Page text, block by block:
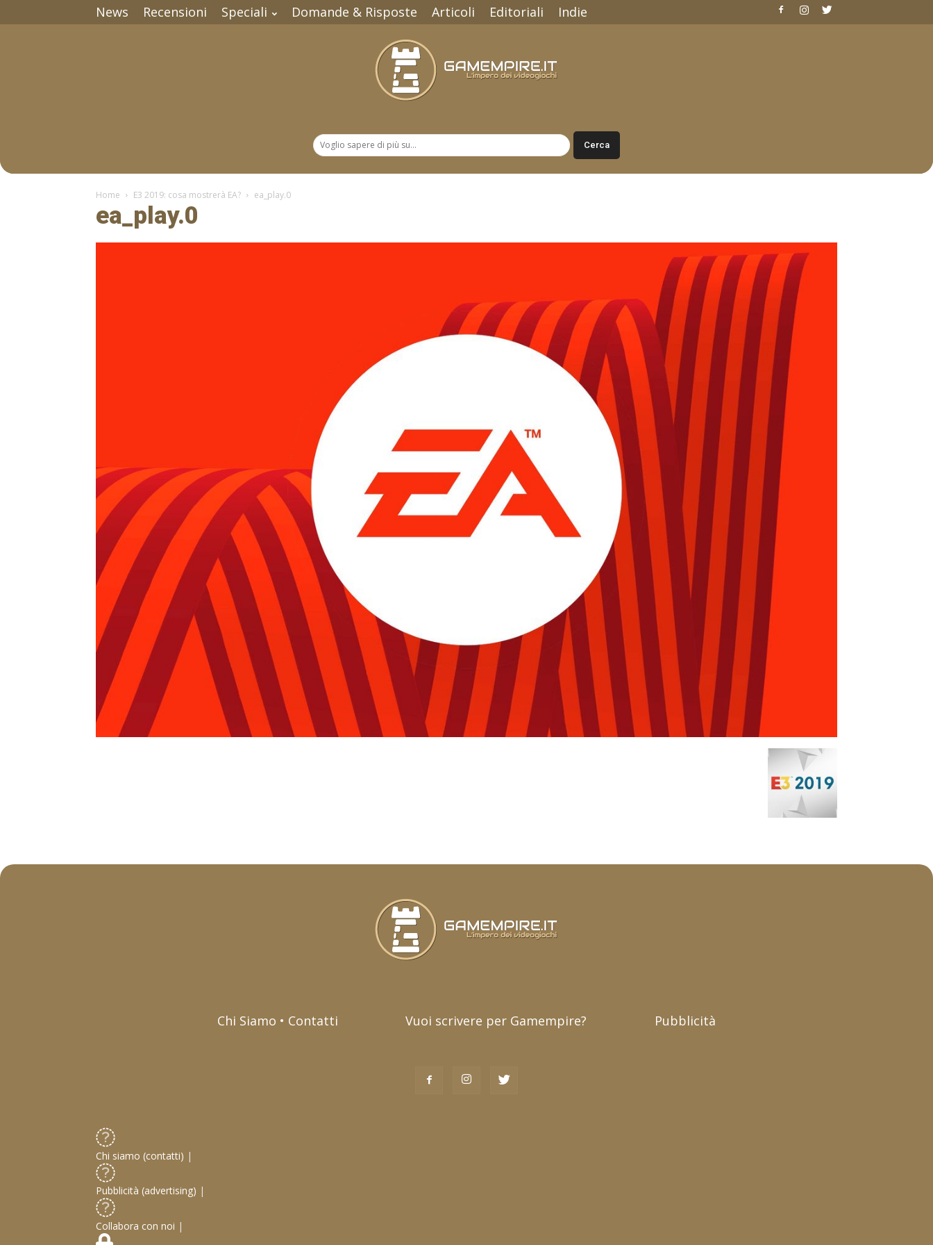
News Recensioni Speciali Domande & Risposte Articoli Editoriali Indie
Home E3 2019: cosa mostrerà EA? ea_play.0
ea_play.0
Chi Siamo • Contatti Vuoi scrivere per Gamempire? Pubblicità
Chi siamo (contatti) |
Pubblicità (advertising) |
Collabora con noi |